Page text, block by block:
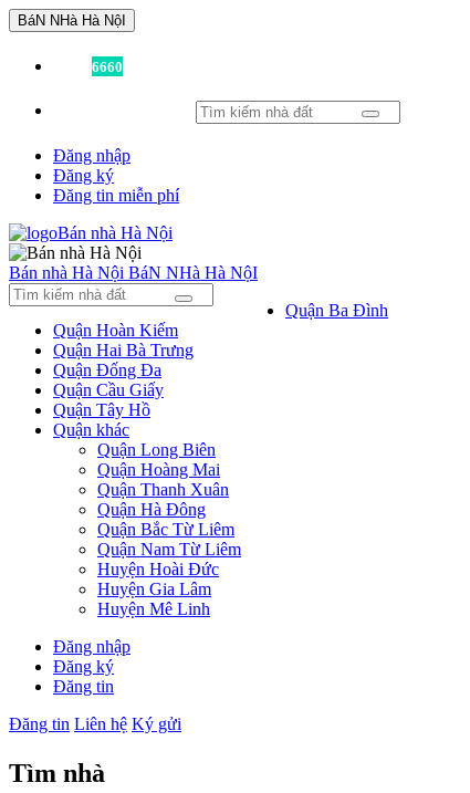
BáN NHà Hà NộI
6660
Đăng nhập
Đăng ký
Đăng tin miễn phí
Bán nhà Hà Nội BáN NHà Hà NộI
Quận Ba Đình
Quận Hoàn Kiếm
Quận Hai Bà Trưng
Quận Đống Đa
Quận Cầu Giấy
Quận Tây Hồ
Quận khác
Quận Long Biên
Quận Hoàng Mai
Quận Thanh Xuân
Quận Hà Đông
Quận Bắc Từ Liêm
Quận Nam Từ Liêm
Huyện Hoài Đức
Huyện Gia Lâm
Huyện Mê Linh
Đăng nhập
Đăng ký
Đăng tin
Đăng tin Liên hệ Ký gửi
Tìm nhà